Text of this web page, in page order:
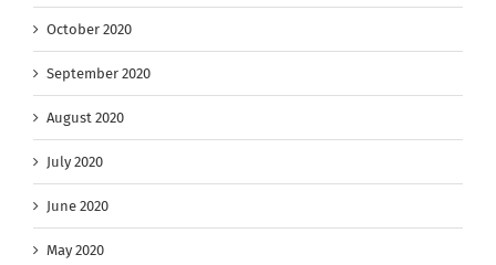
October 2020
September 2020
August 2020
July 2020
June 2020
May 2020